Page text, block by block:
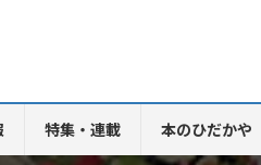
特集・連載 本のひだかや